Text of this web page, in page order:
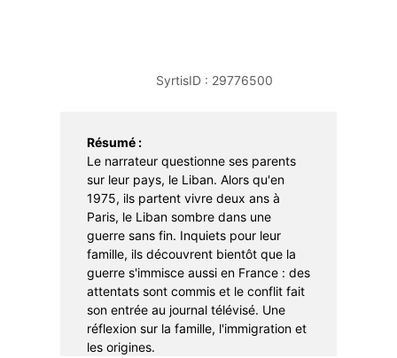
Prêt d'instruments de musique
SyrtisID : 29776500
Résumé :
Le narrateur questionne ses parents
sur leur pays, le Liban. Alors qu'en
1975, ils partent vivre deux ans à
Paris, le Liban sombre dans une
guerre sans fin. Inquiets pour leur
famille, ils découvrent bientôt que la
guerre s'immisce aussi en France : des
attentats sont commis et le conflit fait
son entrée au journal télévisé. Une
réflexion sur la famille, l'immigration et
les origines.